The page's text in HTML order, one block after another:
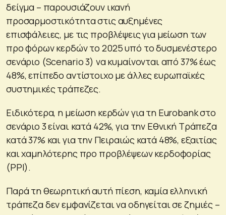
δείγμα – παρουσιάζουν ικανή
προσαρμοστικότητα στις αυξημένες
επισφάλειες, με τις προβλέψεις για μείωση των
προ φόρων κερδών το 2025 υπό το δυσμενέστερο
σενάριο (Scenario 3) να κυμαίνονται από 37% έως
48%, επίπεδο αντίστοιχο με άλλες ευρωπαϊκές
συστημικές τράπεζες.
Ειδικότερα, η μείωση κερδών για τη Eurobank στο
σενάριο 3 είναι κατά 42%, για την Εθνική Τράπεζα
κατά 37% και για την Πειραιώς κατά 48%, εξαιτίας
και χαμηλότερης προ προβλέψεων κερδοφορίας
(PPI).
Παρά τη θεωρητική αυτή πίεση, καμία ελληνική
τράπεζα δεν εμφανίζεται να οδηγείται σε ζημιές –